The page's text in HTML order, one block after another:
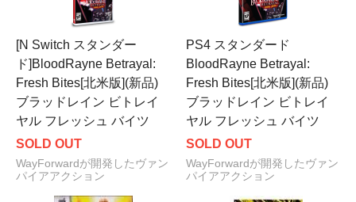
[N Switch スタンダー
ド]BloodRayne Betrayal:
Fresh Bites[北米版](新品)
ブラッドレイン ビトレイ
ヤル フレッシュ バイツ
SOLD OUT
WayForwardが開発したヴァン
パイアアクション
PS4 スタンダード
BloodRayne Betrayal:
Fresh Bites[北米版](新品)
ブラッドレイン ビトレイ
ヤル フレッシュ バイツ
SOLD OUT
WayForwardが開発したヴァン
パイアアクション